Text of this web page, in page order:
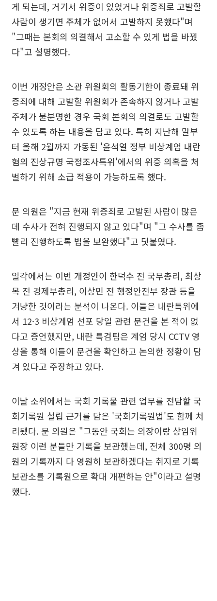
게 되는데, 거기서 위증이 있었거나 위증죄로 고발할
사람이 생기면 주체가 없어서 고발하지 못했다"며
"그때는 본회의 의결해서 고소할 수 있게 법을 바꿨
다"고 설명했다.
이번 개정안은 소관 위원회의 활동기한이 종료돼 위
증죄에 대해 고발할 위원회가 존속하지 않거나 고발
주체가 불분명한 경우 국회 본회의 의결로도 고발할
수 있도록 하는 내용을 담고 있다. 특히 지난해 말부
터 올해 2월까지 가동된 '윤석열 정부 비상계엄 내란
혐의 진상규명 국정조사특위'에서의 위증 의혹을 처
벌하기 위해 소급 적용이 가능하도록 했다.
문 의원은 "지금 현재 위증죄로 고발된 사람이 많은
데 수사가 전혀 진행되지 않고 있다"며 "그 수사를 좀
빨리 진행하도록 법을 보완했다"고 덧붙였다.
일각에서는 이번 개정안이 한덕수 전 국무총리, 최상
목 전 경제부총리, 이상민 전 행정안전부 장관 등을
겨냥한 것이라는 분석이 나온다. 이들은 내란특위에
서 12·3 비상계엄 선포 당일 관련 문건을 본 적이 없
다고 증언했지만, 내란 특검팀은 계엄 당시 CCTV 영
상을 통해 이들이 문건을 확인하고 논의한 정황이 담
겨 있다고 주장하고 있다.
이날 소위에서는 국회 기록물 관련 업무를 전담할 국
회기록원 설립 근거를 담은 '국회기록원법'도 함께 처
리됐다. 문 의원은 "그동안 국회는 의장이랑 상임위
원장 이런 분들만 기록을 보관했는데, 전체 300명 의
원의 기록까지 다 영원히 보관하겠다는 취지로 기록
보관소를 기록원으로 확대 개편하는 안"이라고 설명
했다.